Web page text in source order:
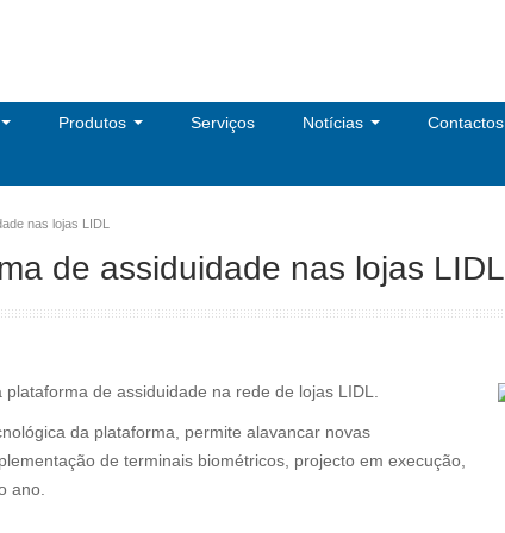
Produtos Serviços Notícias Contactos
nas lojas LIDL
de assiduidade nas lojas LIDL
de assiduidade na rede de lojas LIDL.
da plataforma, permite alavancar novas
de terminais biométricos, projecto em execução,
ano.